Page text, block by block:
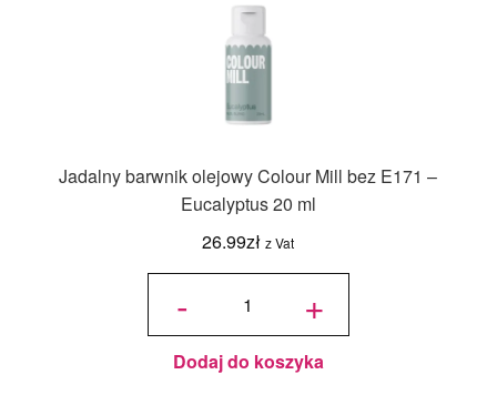
Jadalny barwnik olejowy Colour Mill bez E171 –
Eucalyptus 20 ml
26.99zł z Vat
-
ilość
olejowy
Colour Mill
Eucalyptus
20 ml
+
Dodaj do koszyka